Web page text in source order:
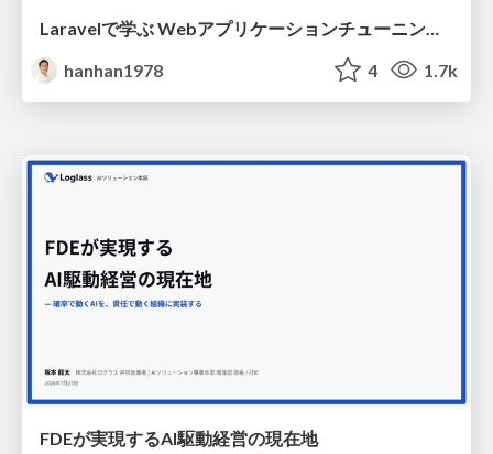
hanhan1978
4 1.7k
FDEが実現するAI駆動経営の現在地